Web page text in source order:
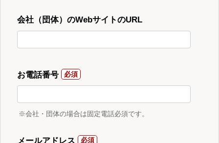
会社（団体）のWebサイトのURL
お電話番号
※会社・団体の場合は固定電話必須です。
メールアドレス